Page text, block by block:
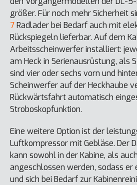
größer. Für noch mehr Sicherheit
7Radlader bei Bedarf auch mit
Rückspiegeln lieferbar. Auf dem
Arbeitsscheinwerfer installiert:
am Heck in Serienausrüstung, als
sind vier oder sechs vorn und
Scheinwerfer auf der Heckhaube
Rückwärtsfahrt automatisch
Stroboskopfunktion.
Eine weitere Option ist der
Luftkompressor mit Gebläse. Der
kann sowohl in der Kabine, als
angeschlossen werden, sodass
und sich bei Bedarf zur